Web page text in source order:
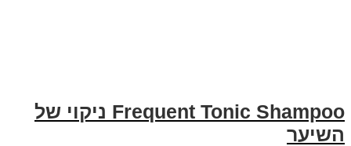
Frequent Tonic Shampoo ניקוי של
השיער